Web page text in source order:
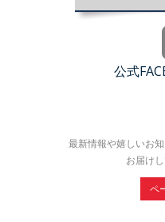
公式
最新情報や嬉しいお
お届け
ペ